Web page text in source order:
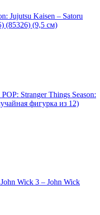
Jujutsu Kaisen – Satoru
(85326) (9,5 см)
Stranger Things Season:
фигурка из 12)
Wick 3 – John Wick